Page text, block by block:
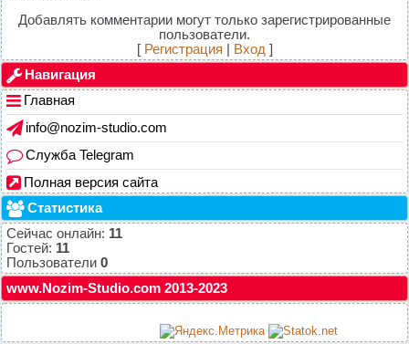
Добавлять комментарии могут только зарегистрированные
пользователи.
[ Регистрация Вход ]
Навигация
Главная
info@nozim-studio.com
Служба Telegram
Полная версия сайта
Статистика
Сейчас онлайн: 11
Гостей: 11
Пользователи 0
www.Nozim-Studio.com 2013-2023